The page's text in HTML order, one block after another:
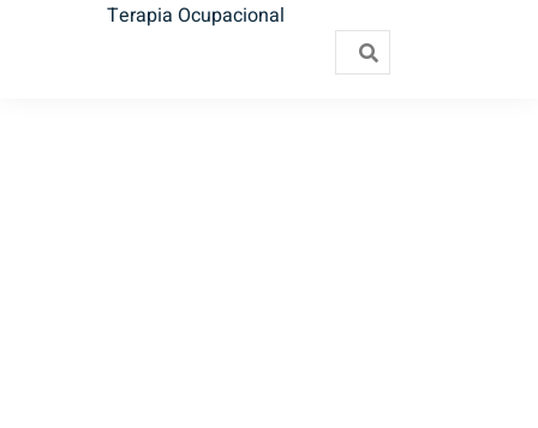
Terapia Ocupacional